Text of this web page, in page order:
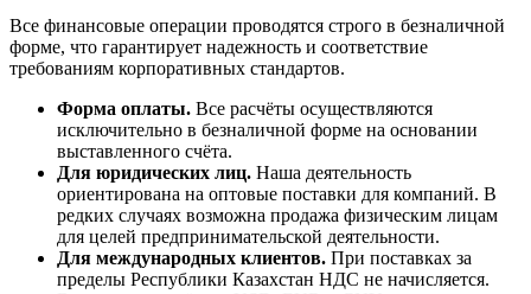
Все финансовые операции проводятся строго в безналичной
форме, что гарантирует надежность и соответствие
требованиям корпоративных стандартов.
Форма оплаты. Все расчёты осуществляются
исключительно в безналичной форме на основании
выставленного счёта.
Для юридических лиц. Наша деятельность
ориентирована на оптовые поставки для компаний. В
редких случаях возможна продажа физическим лицам
для целей предпринимательской деятельности.
Для международных клиентов. При поставках за
пределы Республики Казахстан НДС не начисляется.